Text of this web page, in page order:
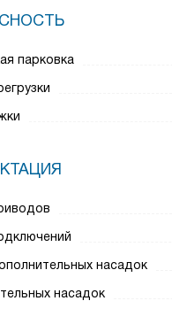
парковка
насадок
насадок